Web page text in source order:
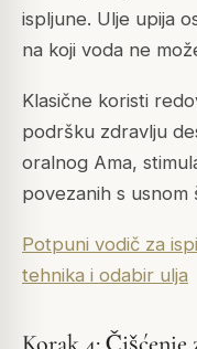
ispljune. Ulje upija
na koji voda ne
Klasične koristi
podršku zdravlju
oralnog Ama,
povezanih s usnom
Potpuni vodič za
tehnika i odabir ulja